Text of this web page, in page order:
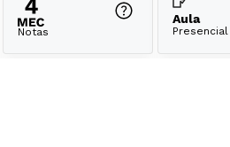
Notas
Aula
Presencial